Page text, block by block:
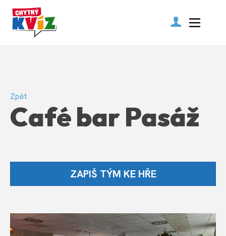
Zpět
Café bar Pasáž
ZAPIŠ TÝM KE HŘE